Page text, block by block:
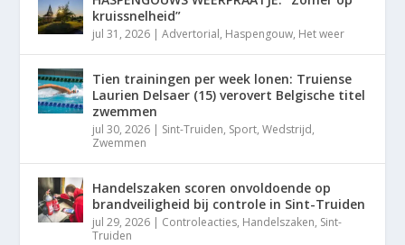
kruissnelheid”
jul 31, 2026 |Advertorial, Haspengouw, Het weer
Tien trainingen per week lonen: Truiense
Laurien Delsaer (15) verovert Belgische titel
zwemmen
jul 30, 2026 | Sint-Truiden, Sport,Wedstrijd,
Zwemmen
Handelszaken scoren onvoldoende op
brandveiligheid bij controle in Sint-Truiden
jul 29, 2026 | Controleacties, Handelszaken, Sint-
Truiden